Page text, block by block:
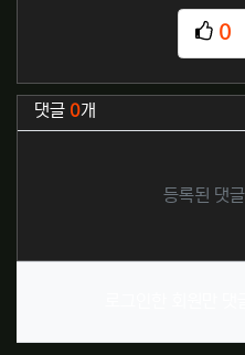
0
추
관련자료
댓글 0개
등록된 댓